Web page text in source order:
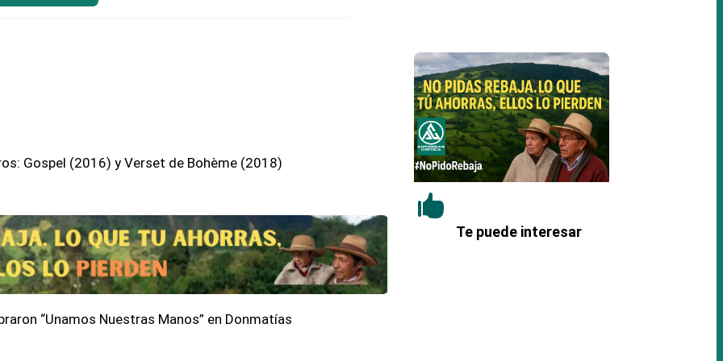
Gospel (2016) y Verset de Bohème (2018)
“Unamos Nuestras Manos” en Donmatías

Te puede interesar